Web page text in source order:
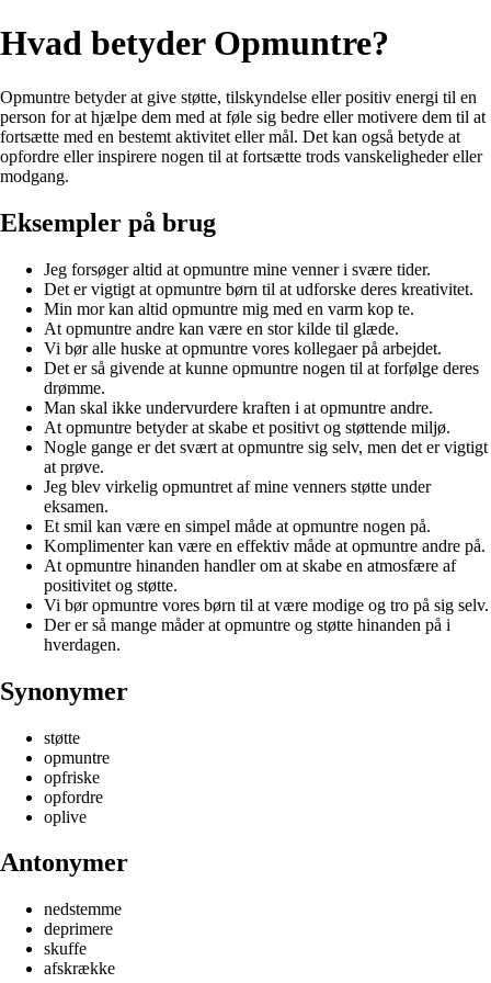
Hvad betyder Opmuntre?
Opmuntre betyder at give støtte, tilskyndelse eller positiv energi til en
person for at hjælpe dem med at føle sig bedre eller motivere dem til at
fortsætte med en bestemt aktivitet eller mål. Det kan også betyde at
opfordre eller inspirere nogen til at fortsætte trods vanskeligheder eller
modgang.
Eksempler på brug
Jeg forsøger altid at opmuntre mine venner i svære tider.
Det er vigtigt at opmuntre børn til at udforske deres kreativitet.
Min mor kan altid opmuntre mig med en varm kop te.
At opmuntre andre kan være en stor kilde til glæde.
Vi bør alle huske at opmuntre vores kollegaer på arbejdet.
Det er så givende at kunne opmuntre nogen til at forfølge deres
drømme.
Man skal ikke undervurdere kraften i at opmuntre andre.
At opmuntre betyder at skabe et positivt og støttende miljø.
Nogle gange er det svært at opmuntre sig selv, men det er vigtigt
at prøve.
Jeg blev virkelig opmuntret af mine venners støtte under
eksamen.
Et smil kan være en simpel måde at opmuntre nogen på.
Komplimenter kan være en effektiv måde at opmuntre andre på.
At opmuntre hinanden handler om at skabe en atmosfære af
positivitet og støtte.
Vi bør opmuntre vores børn til at være modige og tro på sig selv.
Der er så mange måder at opmuntre og støtte hinanden på i
hverdagen.
Synonymer
støtte
opmuntre
opfriske
opfordre
oplive
Antonymer
nedstemme
deprimere
skuffe
afskrække